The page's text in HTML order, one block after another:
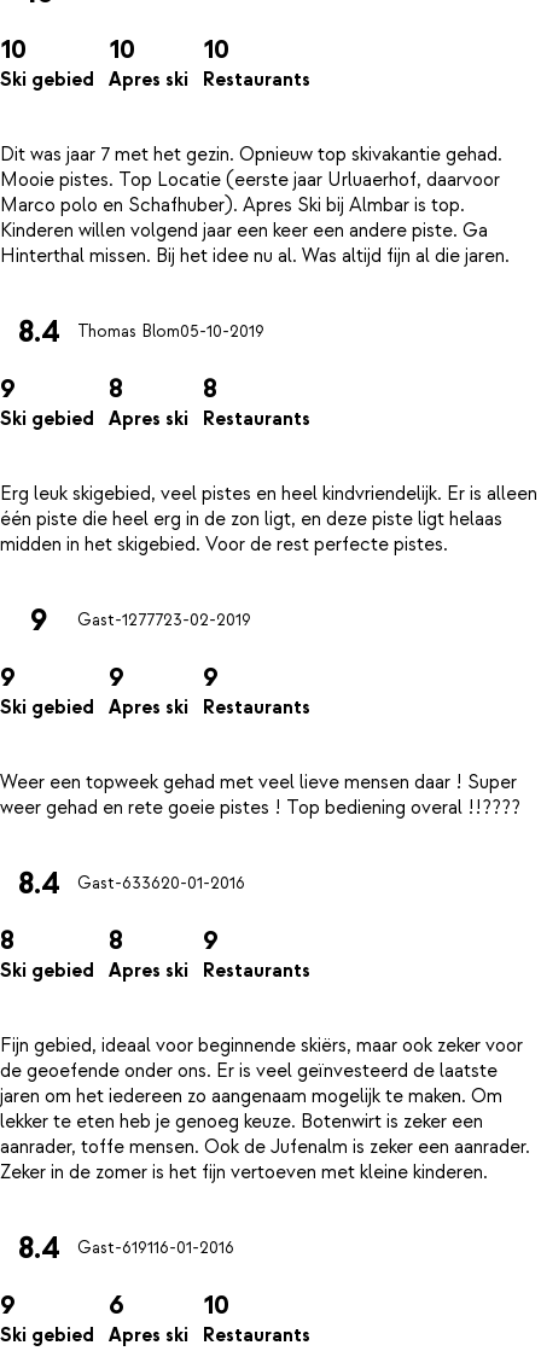
10
Ski gebied
10
Apres ski
10
Restaurants
Dit was jaar 7 met het gezin. Opnieuw top skivakantie gehad.
Mooie pistes. Top Locatie (eerste jaar Urluaerhof, daarvoor
Marco polo en Schafhuber). Apres Ski bij Almbar is top.
Kinderen willen volgend jaar een keer een andere piste. Ga
8.4 Thomas Blom05-10-2019
9
Ski gebied
8
Apres ski
8
Restaurants
Erg leuk skigebied, veel pistes en heel kindvriendelijk. Er is alleen
één piste die heel erg in de zon ligt, en deze piste ligt helaas
9 Gast-1277723-02-2019
9
Ski gebied
9
Apres ski
9
Restaurants
Weer een topweek gehad met veel lieve mensen daar ! Super
8.4 Gast-633620-01-2016
8
Ski gebied
8
Apres ski
9
Restaurants
Fijn gebied, ideaal voor beginnende skiërs, maar ook zeker voor
de geoefende onder ons. Er is veel geïnvesteerd de laatste
jaren om het iedereen zo aangenaam mogelijk te maken. Om
lekker te eten heb je genoeg keuze. Botenwirt is zeker een
aanrader, toffe mensen. Ook de Jufenalm is zeker een aanrader.
8.4 Gast-619116-01-2016
9
Ski gebied
6
Apres ski
10
Restaurants